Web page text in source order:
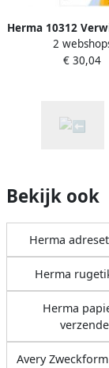
Herma 10312
adresetiketten A4
7 mm wit
2
€ 30,04
Bekijk ook
Herma
Herma
Herma
Avery